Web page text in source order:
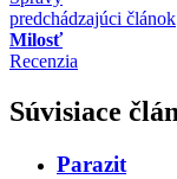
predchádzajúci článok
Milosť
Recenzia
Súvisiace
Parazit